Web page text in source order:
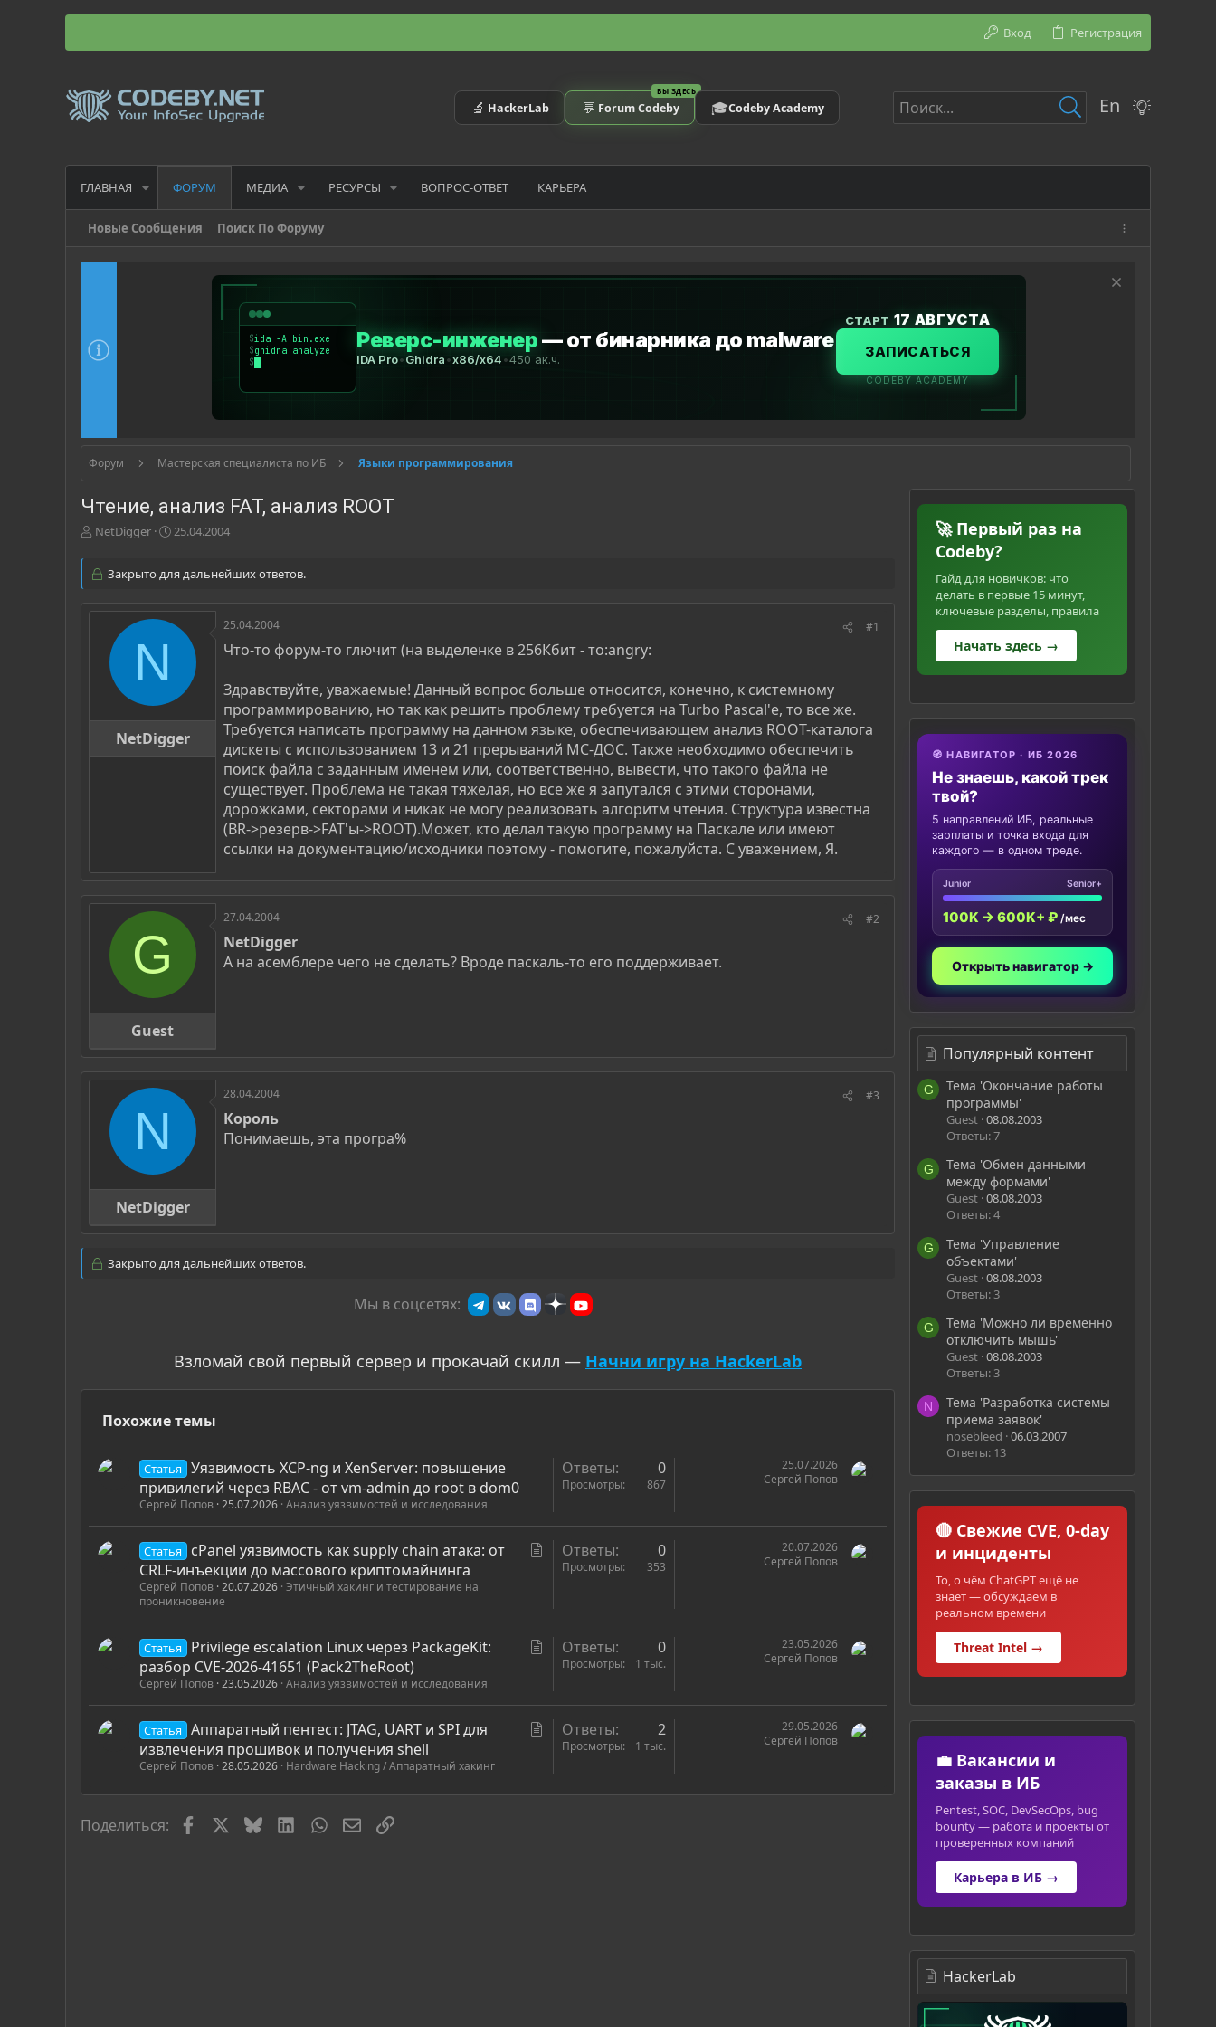
Вход Регистрация
🔬 HackerLab
ВЫ ЗДЕСЬ
💬 Forum Codeby 🎓Codeby Academy En
ГЛАВНАЯ ФОРУМ МЕДИА РЕСУРСЫ ВОПРОС-ОТВЕТ КАРЬЕРА
Новые Сообщения Поиск По Форуму
Форум Мастерская специалиста по ИБ Языки программирования
Чтение, анализ FAT, анализ ROOT
А
о
т
NetDigger
Д
а
а
ч
25.04.2004
Закрыто для дальнейших ответов.
N
NetDigger
25.04.2004 #1
Что-то форум-то глючит (на выделенке в 256Кбит - то:angry:
Здравствуйте, уважаемые! Данный вопрос больше относится, конечно, к системному
программированию, но так как решить проблему требуется на Turbo Pascal'е, то все же.
Требуется написать программу на данном языке, обеспечивающем анализ ROOT-каталога
дискеты с использованием 13 и 21 прерываний МС-ДОС. Также необходимо обеспечить
поиск файла с заданным именем или, соответственно, вывести, что такого файла не
существует. Проблема не такая тяжелая, но все же я запутался с этими сторонами,
дорожками, секторами и никак не могу реализовать алгоритм чтения. Структура известна
(BR->резерв->FAT'ы->ROOT).Может, кто делал такую программу на Паскале или имеют
ссылки на документацию/исходники поэтому - помогите, пожалуйста. С уважением, Я.
G
Guest
27.04.2004 #2
NetDigger
А на асемблере чего не сделать? Вроде паскаль-то его поддерживает.
N
NetDigger
28.04.2004 #3
Король
Понимаешь, эта програ%
Закрыто для дальнейших ответов.
Мы в соцсетях:
Взломай свой первый сервер и прокачай скилл — Начни игру на HackerLab
Похожие темы
Статья
Уязвимость XCP-ng и XenServer: повышение
привилегий через RBAC - от vm-admin до root в dom0
Сергей Попов 25.07.2026 Анализ уязвимостей и исследования
Ответы 0
Просмотры 867
25.07.2026
Сергей Попов
ь
Статья
cPanel уязвимость как supply chain атака: от
CRLF-инъекции до массового криптомайнинга
Сергей Попов 20.07.2026 Этичный хакинг и тестирование на
проникновение
Ответы 0
Просмотры 353
20.07.2026
Сергей Попов
т
Статья
Privilege escalation Linux через PackageKit:
разбор CVE-2026-41651 (Pack2TheRoot)
Сергей Попов 23.05.2026 Анализ уязвимостей и исследования
Ответы 0
Просмотры 1 тыс.
23.05.2026
Сергей Попов
Статья
Аппаратный пентест: JTAG, UART и SPI для
извлечения прошивок и получения shell
Сергей Попов 28.05.2026 Hardware Hacking / Аппаратный хакинг
Ответы 2
Просмотры 1 тыс.
29.05.2026
Сергей Попов
Поделиться: FacebookBlueskyLinkedInWhatsAppЭлектронная почта
Ссылка
🚀 Первый раз на
Codeby?
Гайд для новичков: что
делать в первые 15 минут,
ключевые разделы, правила
Начать здесь →
🧭 НАВИГАТОР · ИБ 2026
Не знаешь, какой трек
твой?
5 направлений ИБ, реальные
зарплаты и точка входа для
каждого — в одном треде.
Junior Senior+
100K → 600K+ ₽ /мес
Открыть навигатор →
Популярный контент
G
Тема 'Окончание работы
программы'
Guest 08.08.2003
Ответы: 7
G
Тема 'Обмен данными
между формами'
Guest 08.08.2003
Ответы: 4
G
Тема 'Управление
объектами'
Guest 08.08.2003
Ответы: 3
G
Тема 'Можно ли временно
отключить мышь'
Guest 08.08.2003
Ответы: 3
N
Тема 'Разработка системы
приема заявок'
nosebleed 06.03.2007
Ответы: 13
🔴 Свежие CVE, 0-day
и инциденты
То, о чём ChatGPT ещё не
знает — обсуждаем в
реальном времени
Threat Intel →
💼 Вакансии и
заказы в ИБ
Pentest, SOC, DevSecOps, bug
bounty — работа и проекты от
проверенных компаний
Карьера в ИБ →
HackerLab